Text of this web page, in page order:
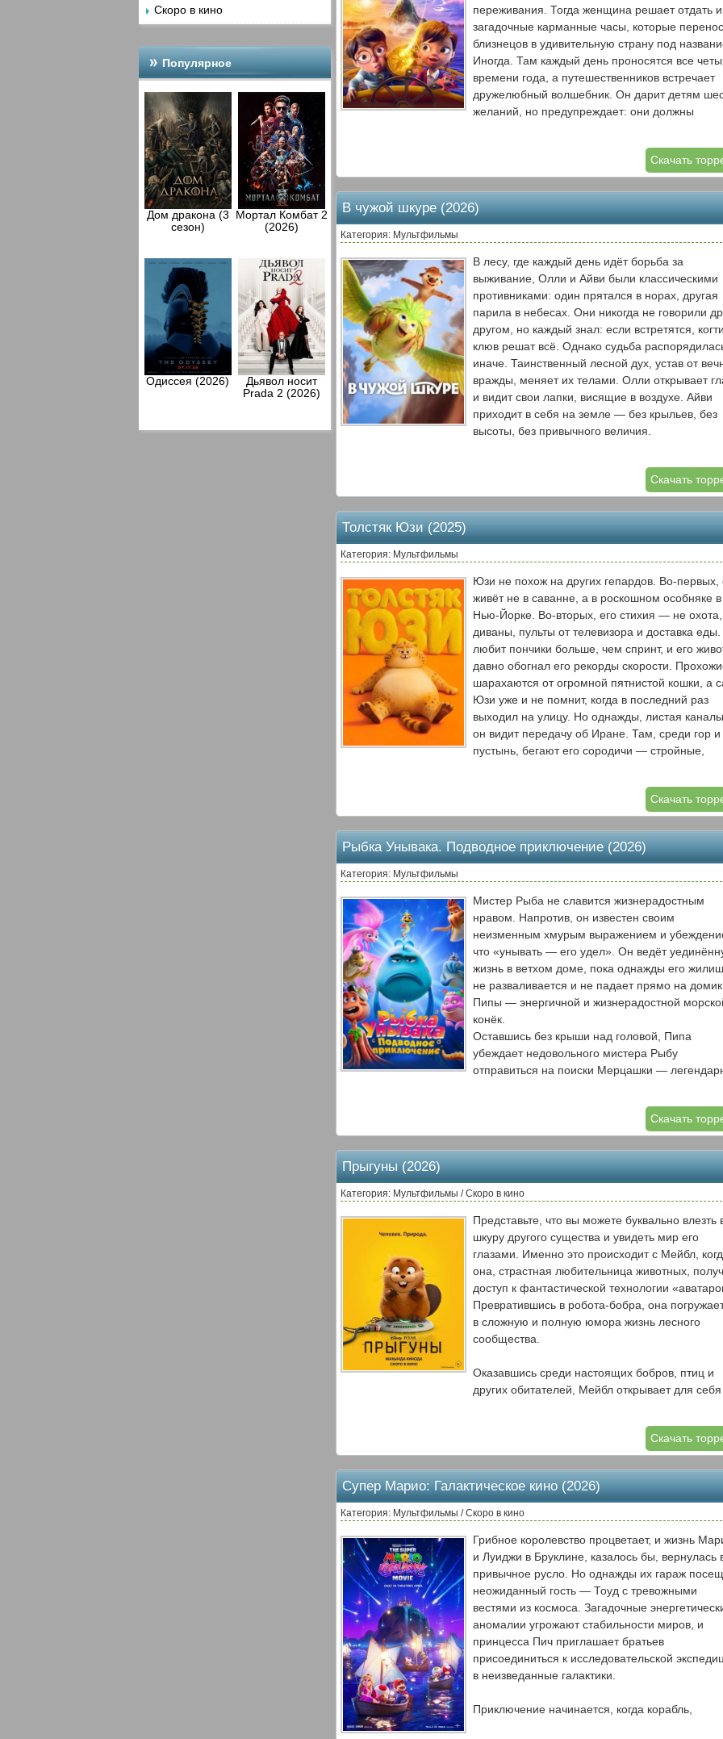
Скоро в кино
Популярное
Дом дракона (3
сезон)
Мортал Комбат 2
(2026)
Одиссея (2026)
Дьявол носит
Prada 2 (2026)
переживания. Тогда женщина решает отдать
загадочные карманные часы, которые
близнецов в удивительную страну под
Иногда. Там каждый день проносятся все
времени года, а путешественников встречает
дружелюбный волшебник. Он дарит детям
желаний, но предупреждает: они должны
Скачать
В чужой шкуре (2026)
Категория: Мультфильмы
В лесу, где каждый день идёт борьба за
выживание, Олли и Айви были классическими
противниками: один прятался в норах, другая
парила в небесах. Они никогда не говорили
другом, но каждый знал: если встретятся,
клюв решат всё. Однако судьба
иначе. Таинственный лесной дух, устав от
вражды, меняет их телами. Олли открывает
и видит свои лапки, висящие в воздухе. Айви
приходит в себя на земле — без крыльев, без
высоты, без привычного величия.
друга, но быстро понимают: не в том теле. Их
единственная надежда — добраться до
дуба, где живёт дух, и уговорить его всё
исправить. По пути они сталкиваются с
рекой, которую нужно переплыть. Помогая
другим, Олли и Айви забывают о своей
Они смеются над неуклюжестью друг друга,
защищают друг друга от опасностей и
понимают, что быть «чужим» не так страшно,
когда рядом есть тот, кто знает, каково это. К
финалу они уже не хотят просто вернуть свои
тела — они хотят сохранить то, что обрели:
уважение, доверие и настоящую дружбу.
Скачать
Толстяк Юзи (2025)
Категория: Мультфильмы
Юзи не похож на других гепардов. Во-первых,
живёт не в саванне, а в роскошном особняке в
Нью-Йорке. Во-вторых, его стихия — не
диваны, пульты от телевизора и доставка
любит пончики больше, чем спринт, и его
давно обогнал его рекорды скорости.
шарахаются от огромной пятнистой кошки, а
Юзи уже и не помнит, когда в последний раз
выходил на улицу. Но однажды, листая каналы,
он видит передачу об Иране. Там, среди гор и
пустынь, бегают его сородичи — стройные,
осознаёт: он не знает, откуда он родом.
Вместе с бездомным котом Бобби, который
промышляет в переулках Нью-Йорка, Юзи
отправляется в опасное путешествие на
конец света. В Иране его встречают не с
смеются над его животом, его неуклюжестью и
его привычкой заказывать пиццу на дом. Но
из тюрьмы сбегает опасный браконьер,
угрожает всем диким котам в регионе, Юзи
получает шанс доказать, что настоящий
не тот, кто быстрее бегает, а тот, кто готов
рисковать ради друзей.
Скачать
Рыбка Унывака. Подводное приключение (2026)
Категория: Мультфильмы
Мистер Рыба не славится жизнерадостным
нравом. Напротив, он известен своим
неизменным хмурым выражением и
что «унывать — его удел». Он ведёт
жизнь в ветхом доме, пока однажды его
не разваливается и не падает прямо на домик
Пипы — энергичной и жизнерадостной
конёк.
Оставшись без крыши над головой, Пипа
убеждает недовольного мистера Рыбу
отправиться на поиски Мерцашки —
несколько лет. В путешествие отправляются
самые разные обитатели океана: застенчивый
осьминог, хвастливый краб, робкая рыба-
удильщик. У каждого из них есть заветная
желание. По пути героям предстоит научиться
доверять друг другу, преодолевать
понять, что иногда настоящее сокровище —
не исполнение желания, а друзья, которые
тобой рядом.
Скачать
Прыгуны (2026)
Категория: Мультфильмы / Скоро в кино
Представьте, что вы можете буквально влезть
шкуру другого существа и увидеть мир его
глазами. Именно это происходит с Мейбл,
она, страстная любительница животных,
доступ к фантастической технологии
Превратившись в робота-бобра, она
в сложную и полную юмора жизнь лесного
сообщества.
Оказавшись среди настоящих бобров, птиц и
других обитателей, Мейбл открывает для себя
с ними плавает в озере и узнаёт их
заботы. Но её идиллическое исследование
принимает неожиданный оборот, когда она
раскрывает не просто строительный заговор, а
настоящую политическую интригу. Чтобы
объединить разрозненных обитателей леса
против общего врага, Мейбл придётся
посредником между мирами. Ей предстоит не
только противостоять человеческой алчности,
и успокоить гнев самой природы, которую
олицетворяет властная Королева насекомых
(озвучка Мерил Стрип), объявившая войну
людям. Это путешествие станет для Мейбл
проверкой не только на смелость, но и на
мудрость.
Скачать
Супер Марио: Галактическое кино (2026)
Категория: Мультфильмы / Скоро в кино
Грибное королевство процветает, и жизнь
и Луиджи в Бруклине, казалось бы, вернулась
привычное русло. Но однажды их гараж
неожиданный гость — Тоуд с тревожными
вестями из космоса. Загадочные
аномалии угрожают стабильности миров, и
принцесса Пич приглашает братьев
присоединиться к исследовательской
в неизведанные галактики.
Приключение начинается, когда корабль,